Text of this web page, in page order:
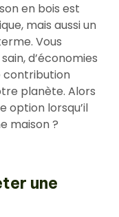
en bois est
mais aussi un
Vous
d’économies
contribution
planète. Alors
option lorsqu’il
maison ?
une